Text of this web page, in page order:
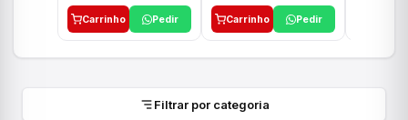
Carrinho Pedir Carrinho Pedir
Filtrar por categoria